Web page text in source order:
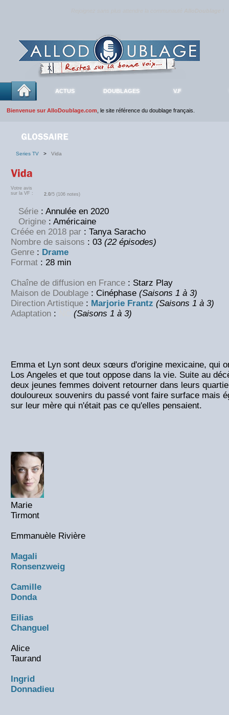
ACTUS DOUBLAGES V.F
Bienvenue sur AlloDoublage.com , le site référence du doublage français.
Series TV > Vida
Votre avis
sur la VF :
2.0/5 (106 notes)
Série : Annulée en 2020
Origine : Américaine
Créée en 2018 par : Tanya Saracho
Nombre de saisons : 03 (22 épisodes)
Genre : Drame
Format : 28 min
Chaîne de diffusion en France : Starz Play
Maison de Doublage : Cinéphase (Saisons 1 à 3)
Direction Artistique : Marjorie Frantz (Saisons 1 à 3)
Adaptation : (Saisons 1 à 3)
Emma et Lyn sont deux sœurs d'origine mexicaine, qui
Los Angeles et que tout oppose dans la vie. Suite au
deux jeunes femmes doivent retourner dans leurs
douloureux souvenirs du passé vont faire surface mais
sur leur mère qui n'était pas ce qu'elles pensaient.
Marie
Tirmont
Emmanuèle Rivière
Magali
Ronsenzweig
Camille
Donda
Eilias
Changuel
Alice
Taurand
Ingrid
Donnadieu